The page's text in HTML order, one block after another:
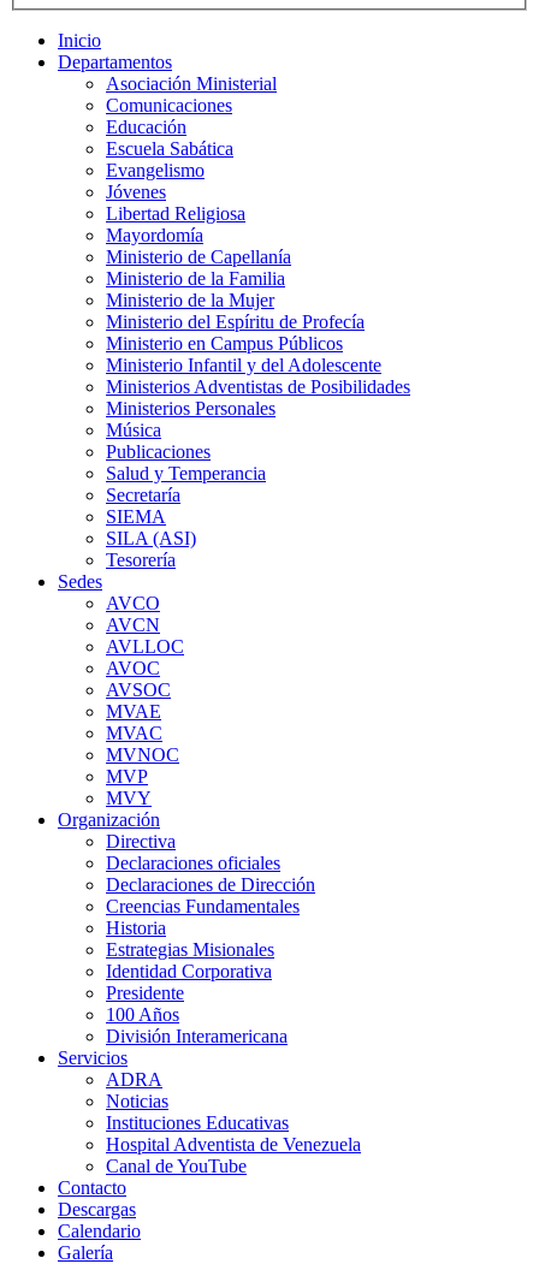
Inicio
Departamentos
Asociación Ministerial
Comunicaciones
Educación
Escuela Sabática
Evangelismo
Jóvenes
Libertad Religiosa
Mayordomía
Ministerio de Capellanía
Ministerio de la Familia
Ministerio de la Mujer
Ministerio del Espíritu de Profecía
Ministerio en Campus Públicos
Ministerio Infantil y del Adolescente
Ministerios Adventistas de Posibilidades
Ministerios Personales
Música
Publicaciones
Salud y Temperancia
Secretaría
SIEMA
SILA (ASI)
Tesorería
Sedes
AVCO
AVCN
AVLLOC
AVOC
AVSOC
MVAE
MVAC
MVNOC
MVP
MVY
Organización
Directiva
Declaraciones oficiales
Declaraciones de Dirección
Creencias Fundamentales
Historia
Estrategias Misionales
Identidad Corporativa
Presidente
100 Años
División Interamericana
Servicios
ADRA
Noticias
Instituciones Educativas
Hospital Adventista de Venezuela
Canal de YouTube
Contacto
Descargas
Calendario
Galería